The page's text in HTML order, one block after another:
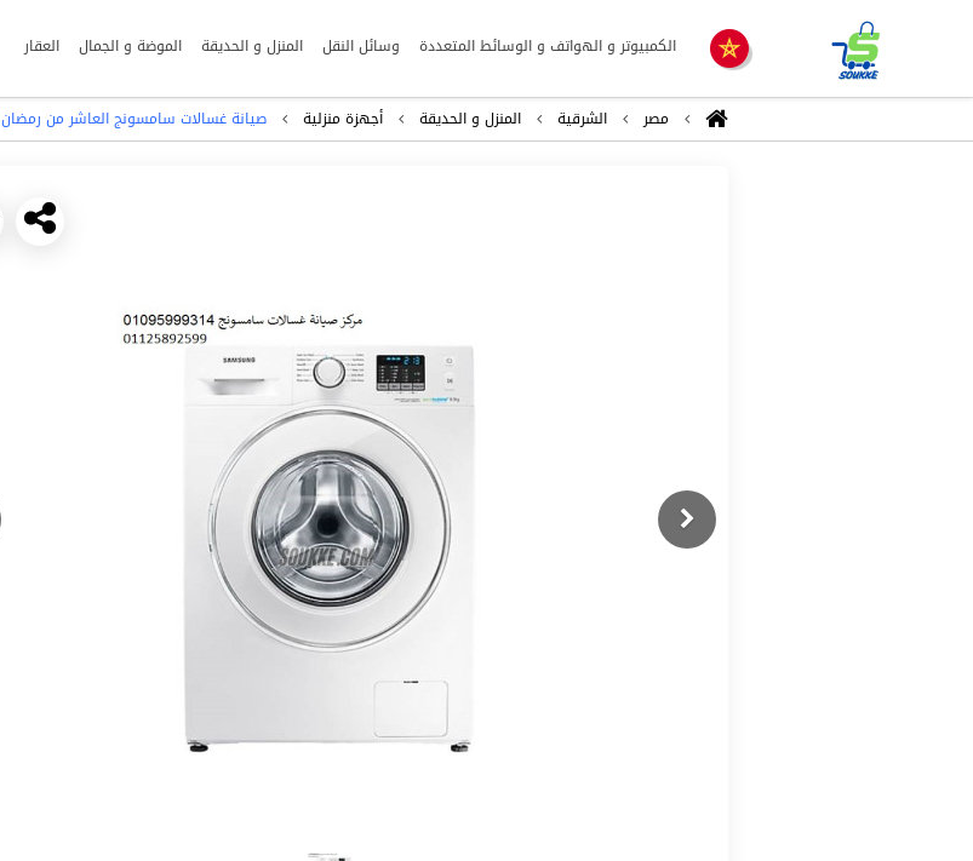
الكمبيوتر و الهواتف و الوسائط المتعددة وسائل النقل المنزل و الحديقة الموضة و الجمال العقار
مصر الشرقية المنزل و الحديقة أجهزة منزلية صيانة غسالات سامسونج العاشر من رمضان ‎ 01023140280
Previous